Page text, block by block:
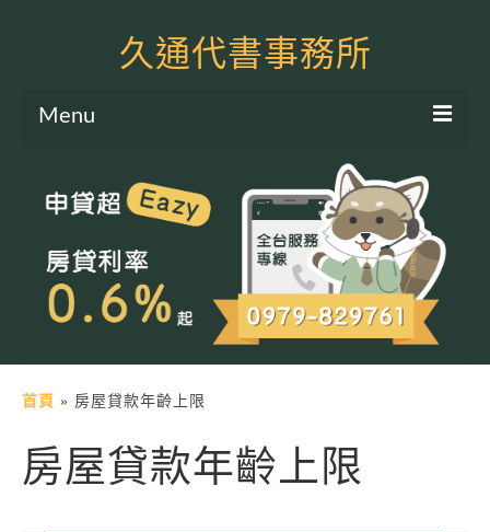
久通代書事務所
Menu
土地二胎申貸
房屋二胎申貸
軍公教貸款
土地貸款
房屋貸款
信用貸款
首頁 » 房屋貸款年齡上限
房屋貸款年齡上限